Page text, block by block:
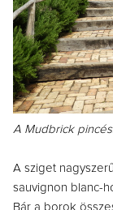
A Mudbrick
A sziget
sauvignon blanc-
Bár a borok